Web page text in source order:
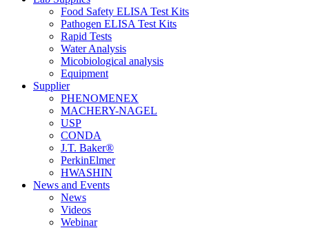
Food Safety ELISA Test Kits
Pathogen ELISA Test Kits
Rapid Tests
Water Analysis
Micobiological analysis
Equipment
Supplier
PHENOMENEX
MACHERY-NAGEL
USP
CONDA
J.T. Baker®
PerkinElmer
HWASHIN
News and Events
News
Videos
Webinar